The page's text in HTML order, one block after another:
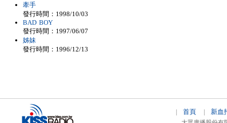
牽手
發行時間：1998/10/03
BAD BOY
發行時間：1997/06/07
姊妹
發行時間：1996/12/13
首頁 新血